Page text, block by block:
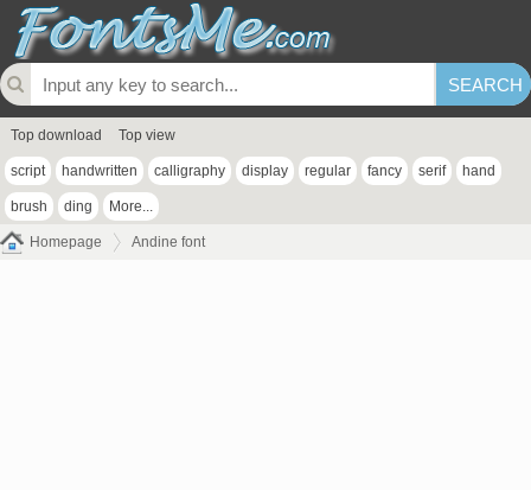
Top download Top view
script handwritten calligraphy display regular fancy serif hand
brush ding More...
Homepage Andine font